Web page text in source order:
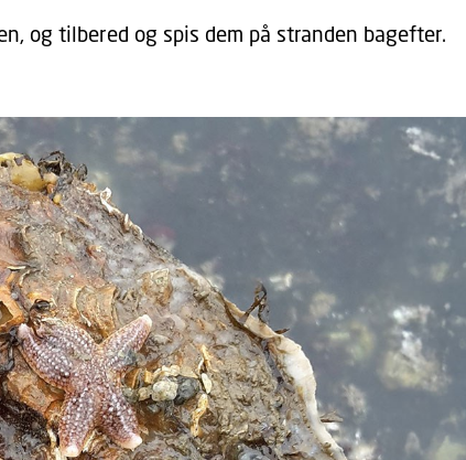
og tilbered og spis dem på stranden bagefter.